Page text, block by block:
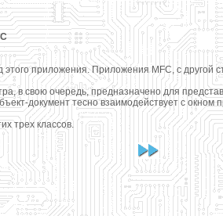
приложения. Приложения MFC, с
в свою очередь, предназначено для
документ тесно взаимодействует с окном
трех классов.